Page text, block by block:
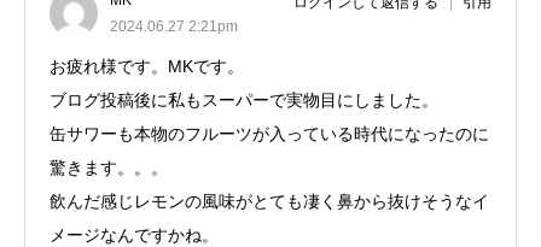
2024.06.27 2:21pm
お疲れ様です。MKです。
ブログ投稿後に私もスーパーで実物目にしました。
缶サワーも本物のフルーツが入っている時代になったのに
驚きます。。。
飲んだ感じレモンの風味がとても凄く鼻から抜けそうなイ
メージなんですかね。